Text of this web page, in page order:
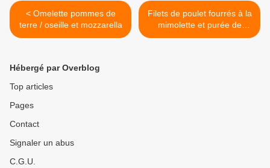
< Omelette pommes de
terre / oseille et mozzarella
Filets de poulet fourrés à la
mimolette et purée de
pommes de terre / carottes
Hébergé par Overblog
Top articles
Pages
Contact
Signaler un abus
C.G.U.